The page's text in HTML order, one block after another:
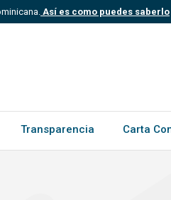
Así es como puedes saberlo
a una organización oficial del
Transparencia Carta